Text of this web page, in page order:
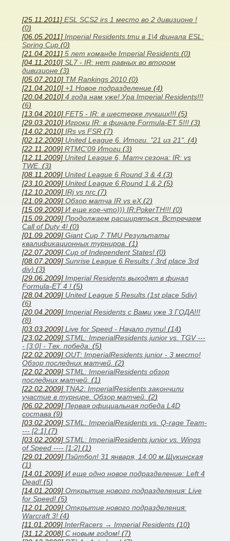
[25.11.2011] ESL SCS2 irs 1 место во 2 дивизионе !
(0)
[06.05.2011] Imperial Residents.tmu в 1\4 финала ESL:
Spring Cup (0)
[21.04.2011] 5 лет команде Imperial Residents (0)
[04.11.2010] SL7 - IR: нет равных во втором
дивизионе (3)
[05.07.2010] TM Rankings 2010 (0)
[21.04.2010] +1 Новое подразделение (4)
[20.04.2010] 4 года нам уже! Ура Imperial Residents!!!
(6)
[13.04.2010] FET5 - IR: в шестерке лучших!!! (5)
[29.03.2010] Игроки IR: в финале Formula-ET 5!!! (3)
[14.02.2010] IRs vs FSR (7)
[02.12.2009] United League 6. Итоги. "21 из 21". (4)
[22.11.2009] RTMC'09 Итоги (3)
[12.11.2009] United League 6, Матч сезона: IR: vs
TWE. (3)
[08.11.2009] United League 6 Round 3 & 4 (3)
[23.10.2009] United League 6 Round 1 & 2 (5)
[12.10.2009] IRj vs nrc (7)
[21.09.2009] Обзор матча IR vs eX(2)
[15.09.2009] И еще кое-что))) IR:PokerTH!!! (0)
[15.09.2009] Продолжаем расширяться. Встречаем
Call of Duty 4! (0)
[01.09.2009] Giant Cup 7 TMU Результаты
квалификационных турниров. (1)
[22.07.2009] Cup of Independent States! (0)
[08.07.2009] Sunrise League 6 Results ( 3rd place 3rd
div) (3)
[29.06.2009] Imperial Residents выходят в финал
Formula-ET 4 ! (5)
[28.04.2009] United League 5 Results (1st place 5div)
(6)
[20.04.2009] Imperial Residents с Вами уже 3 ГОДА!!!
(8)
[03.03.2009] Live for Speed - Начало пути! (14)
[23.02.2009] STML: ImperialResidents.junior vs. TGV ---
- [3:0] - Тех. победа. (5)
[22.02.2009] OUT: ImperialResidents.junior - 3 место!
Обзор последних матчей. (2)
[22.02.2009] STML: ImperialResidents обзор
последних матчей. (1)
[22.02.2009] TNA2: ImperialResidents закончили
участие в турнире. Обзор матчей. (2)
[06.02.2009] Первая официальная победа L4D
состава (9)
[03.02.2009] STML: ImperialResidents vs. Q-rage Team-
--- [2:1] (7)
[03.02.2009] STML: ImperialResidents.junior vs. Wings
of Speed ---- [1:2] (1)
[29.01.2009] Пэйтбол! 31 января, 14:00 м.Щукинская
(1)
[14.01.2009] И еще одно новое подразделение: Left 4
Dead! (5)
[14.01.2009] Открытие нового подразделения: Live
for Speed! (5)
[12.01.2009] Открытие нового подразделения:
Warcraft 3! (4)
[11.01.2009] InterRacers → Imperial Residents (10)
[31.12.2008] C новым годом! (7)